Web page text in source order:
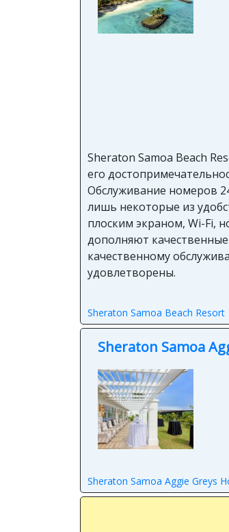
Sheraton Samoa Beach
его
Обслуживание номеров
лишь некоторые из
плоским экраном, Wi-Fi,
дополняют
качественному
удовлетворены.
Sheraton Samoa Beach Resort
Sheraton Samoa
Sheraton Samoa Aggie Greys